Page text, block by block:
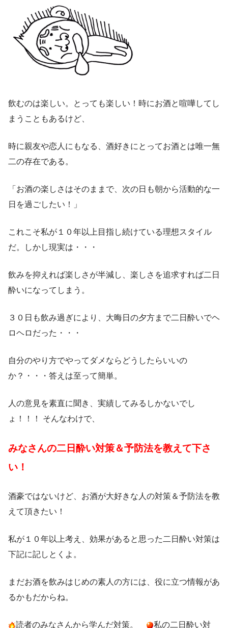
飲むのは楽しい。とっても楽しい！時にお酒と喧嘩してし
まうこともあるけど、
時に親友や恋人にもなる、酒好きにとってお酒とは唯一無
二の存在である。
「お酒の楽しさはそのままで、次の日も朝から活動的な一
日を過ごしたい！」
これこそ私が１０年以上目指し続けている理想スタイル
だ。しかし現実は・・・
飲みを抑えれば楽しさが半減し、楽しさを追求すれば二日
酔いになってしまう。
３０日も飲み過ぎにより、大晦日の夕方まで二日酔いでヘ
ロヘロだった・・・
自分のやり方でやってダメならどうしたらいいの
か？・・・答えは至って簡単。
人の意見を素直に聞き、実績してみるしかないでし
ょ！！！ そんなわけで、
みなさんの二日酔い対策＆予防法を教えて下さ
い！
酒豪ではないけど、お酒が大好きな人の対策＆予防法を教
えて頂きたい！
私が１０年以上考え、効果があると思った二日酔い対策は
下記に記しとくよ。
まだお酒を飲みはじめの素人の方には、役に立つ情報があ
るかもだからね。
読者のみなさんから学んだ対策。 私の二日酔い対